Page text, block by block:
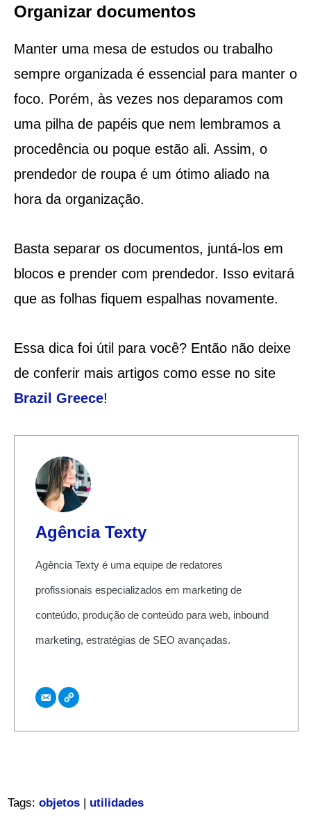
Organizar documentos
Manter uma mesa de estudos ou trabalho
sempre organizada é essencial para manter o
foco. Porém, às vezes nos deparamos com
uma pilha de papéis que nem lembramos a
procedência ou poque estão ali. Assim, o
prendedor de roupa é um ótimo aliado na
hora da organização.
Basta separar os documentos, juntá-los em
blocos e prender com prendedor. Isso evitará
que as folhas fiquem espalhas novamente.
Essa dica foi útil para você? Então não deixe
de conferir mais artigos como esse no site
Brazil Greece!
Agência Texty
Agência Texty é uma equipe de redatores
profissionais especializados em marketing de
conteúdo, produção de conteúdo para web, inbound
marketing, estratégias de SEO avançadas.
Tags: objetos| utilidades